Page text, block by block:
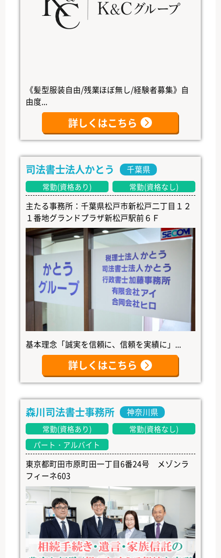
《髪型服装自由/残業ほぼ無し/経験者募集》自
由度...
詳しくはこちら
司法書士法人かとう 千葉県
常勤(資格あり) 常勤(資格なし)
主たる事務所：千葉県松戸市新松戸二丁目１２
１番地グランドプラザ新松戸駅前６Ｆ
基本理念「誠実を信頼に、信頼を実績に」...
詳しくはこちら
森川司法書士事務所 神奈川県
常勤(資格あり)
常勤(資格なし)
パート・アルバイト
東京都町田市原町田一丁目6番24号 メゾンラ
フィーネ603